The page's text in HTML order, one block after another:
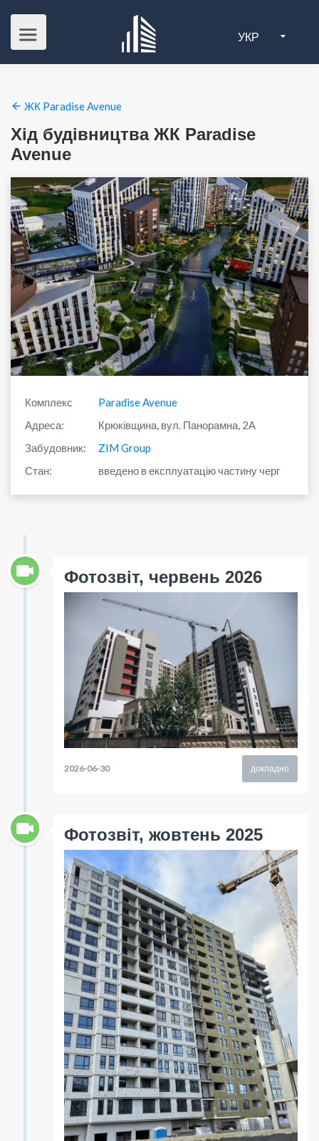
УКР
ЖК Paradise Avenue
Хід будівництва ЖК Paradise
Avenue
Комплекс
Paradise Avenue
Адреса:
Крюківщина, вул. Панорамна, 2А
Забудовник:
ZIM Group
Стан:
введено в експлуатацію частину черг
Фотозвіт, червень 2026
докладно
2026-06-30
Фотозвіт, жовтень 2025